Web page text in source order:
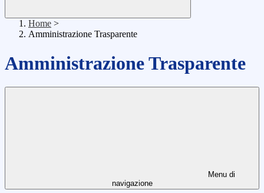
Home >
Amministrazione Trasparente
Amministrazione Trasparente
Menu di
navigazione